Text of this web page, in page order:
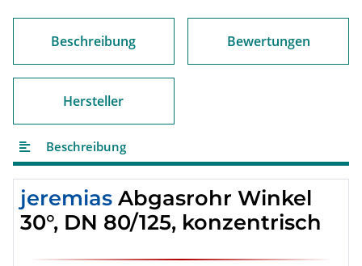
Beschreibung Bewertungen
Hersteller
Beschreibung
jeremias Abgasrohr Winkel
30°, DN 80/125, konzentrisch